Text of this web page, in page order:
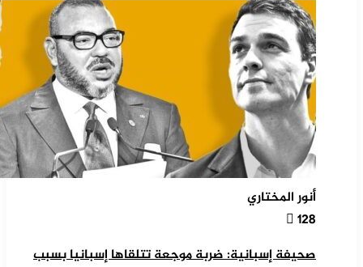
أنور المختاري
128
صحيفة إسبانية: ضربة موجعة تتلقاها إسبانيا بسبب